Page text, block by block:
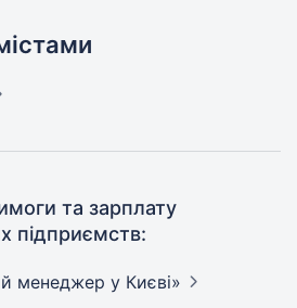
та зарплату
підприємств:
менеджер у Києві»